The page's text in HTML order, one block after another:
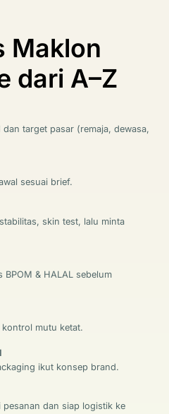
Maklon
dari A–Z
target pasar (remaja, dewasa,
sesuai brief.
skin test, lalu minta
& HALAL sebelum
mutu ketat.
ikut konsep brand.
dan siap logistik ke